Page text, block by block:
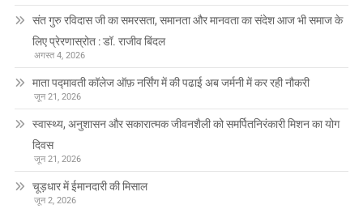
संत गुरु रविदास जी का समरसता, समानता और मानवता का संदेश आज भी समाज के
लिए प्रेरणास्रोत : डॉ. राजीव बिंदल
अगस्त 4, 2026
माता पद्मावती कॉलेज ऑफ़ नर्सिंग में की पढाई अब जर्मनी में कर रही नौकरी
जून 21, 2026
स्वास्थ्य, अनुशासन और सकारात्मक जीवनशैली को समर्पितनिरंकारी मिशन का योग
दिवस
जून 21, 2026
चूड़धार में ईमानदारी की मिसाल
जून 2, 2026